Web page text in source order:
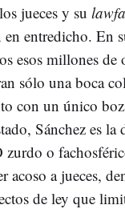
jueces y su
entredicho. En
esos millones de
sólo una boca
con un único
Sánchez es la
zurdo o
acoso a jueces,
de ley que